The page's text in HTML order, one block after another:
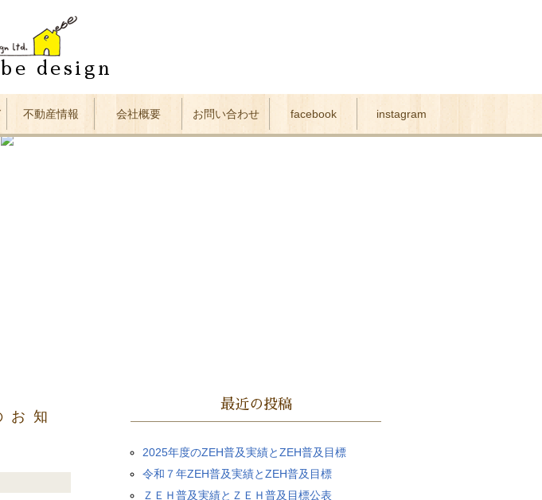
design
不動産情報 会社概要 お問い合わせ facebook instagram
お知
最近の投稿
2025年度のZEH普及実績とZEH普及目標
令和７年ZEH普及実績とZEH普及目標
ＺＥＨ普及実績とＺＥＨ普及目標公表